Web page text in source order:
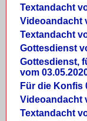
Textandacht
Videoandacht
Textandacht
Gottesdienst
Gottesdienst,
vom
Für die Konfis
Videoandacht
Textandacht